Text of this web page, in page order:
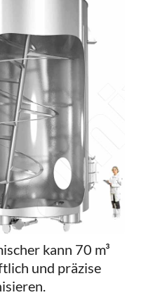
kann 70 m³
und präzise